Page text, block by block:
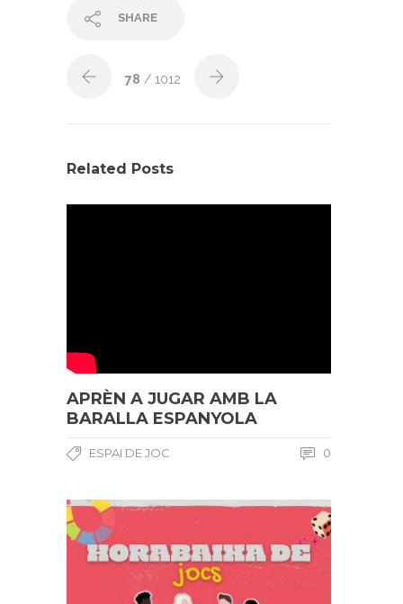
SHARE
78 / 1012
Related Posts
APRÈN A JUGAR AMB LA
BARALLA ESPANYOLA
ESPAI DE JOC 0